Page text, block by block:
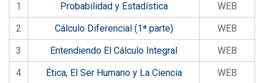
1
Probabilidad y Estadística
WEB
2
Cálculo Diferencial (1ª parte)
WEB
3
Entendiendo El Cálculo Integral
WEB
4
Ética, El Ser Humano y La Ciencia WEB